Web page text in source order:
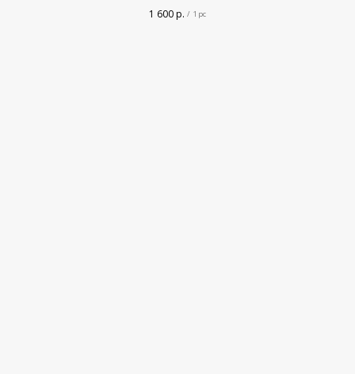
1 600р. / 1 pc